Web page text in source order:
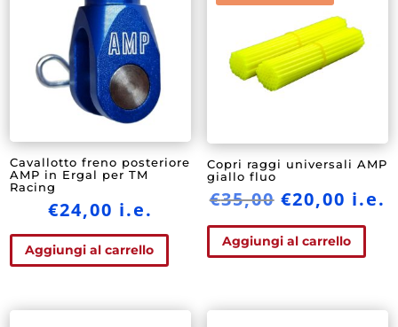
Cavallotto freno posteriore
AMP in Ergal per TM
Racing
€24,00 i.e.
Aggiungi al carrello
Copri raggi universali AMP
giallo fluo
€35,00 Il
prezzo
originale
€20,00 Ili.e.
Aggiungi al carrello